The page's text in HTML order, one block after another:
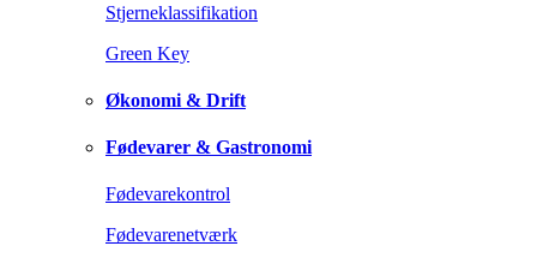
Stjerneklassifikation
Green Key
Økonomi & Drift
Fødevarer & Gastronomi
Fødevarekontrol
Fødevarenetværk